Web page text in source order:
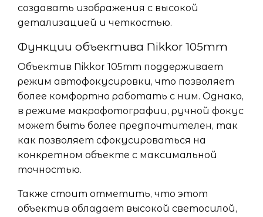
создавать изображения с высокой
детализацией и четкостью.
Функции объектива Nikkor 105mm
Объектив Nikkor 105mm поддерживает
режим автофокусировки, что позволяет
более комфортно работать с ним. Однако,
в режиме макрофотографии, ручной фокус
может быть более предпочтителен, так
как позволяет сфокусироваться на
конкретном объекте с максимальной
точностью.
Также стоит отметить, что этот
объектив обладает высокой светосилой,